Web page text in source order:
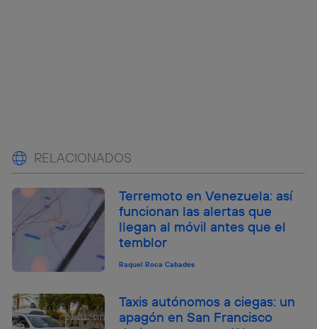
RELACIONADOS
Terremoto en Venezuela: así
funcionan las alertas que
llegan al móvil antes que el
temblor
Raquel Roca Cabades
Taxis autónomos a ciegas: un
apagón en San Francisco